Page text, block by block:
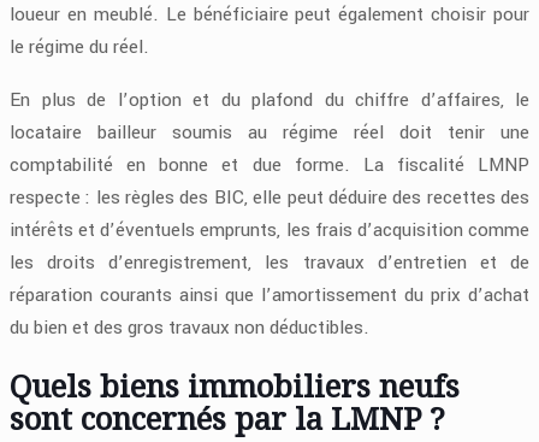
loueur en meublé. Le bénéficiaire peut également choisir pour
le régime du réel.
En plus de l’option et du plafond du chiffre d’affaires, le
locataire bailleur soumis au régime réel doit tenir une
comptabilité en bonne et due forme. La fiscalité LMNP
respecte : les règles des BIC, elle peut déduire des recettes des
intérêts et d’éventuels emprunts, les frais d’acquisition comme
les droits d’enregistrement, les travaux d’entretien et de
réparation courants ainsi que l’amortissement du prix d’achat
du bien et des gros travaux non déductibles.
Quels biens immobiliers neufs
sont concernés par la LMNP ?